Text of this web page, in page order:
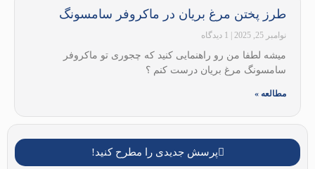
طرز پختن مرغ بریان در ماکروفر سامسونگ
نوامبر 25, 2025
میشه لطفا من رو راهنمایی کنید که چجوری تو ماکروفر
سامسونگ مرغ بریان درست کنم ؟
مطالعه »
پرسش جدیدی را مطرح کنید!